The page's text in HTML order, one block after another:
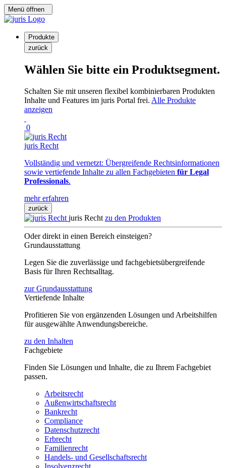
Menü öffnen
Produkte
zurück
Wählen Sie bitte ein Produktsegment.
Schalten Sie mit unseren flexibel kombinierbaren Produkten
Inhalte und Features im juris Portal frei. Alle Produkte
anzeigen
0
juris Recht
Vollständig und vernetzt: Übergreifende Rechtsinformationen
sowie vertiefende Inhalte zu allen Fachgebieten für Legal
Professionals.
mehr erfahren
zurück
juris Recht zu den Produkten
Oder direkt in einen Bereich einsteigen?
Grundausstattung
Legen Sie die zuverlässige und fachgebietsübergreifende
Basis für Ihren Rechtsalltag.
zur Grundausstattung
Vertiefende Inhalte
Profitieren Sie von ergänzenden Lösungen und Arbeitshilfen
für ausgewählte Anwendungsbereiche.
zu den Inhalten
Fachgebiete
Finden Sie Lösungen und Inhalte, die zu Ihrem Fachgebiet
passen.
Arbeitsrecht
Außenwirtschaftsrecht
Bankrecht
Compliance
Datenschutzrecht
Erbrecht
Familienrecht
Handels- und Gesellschaftsrecht
Insolvenzrecht